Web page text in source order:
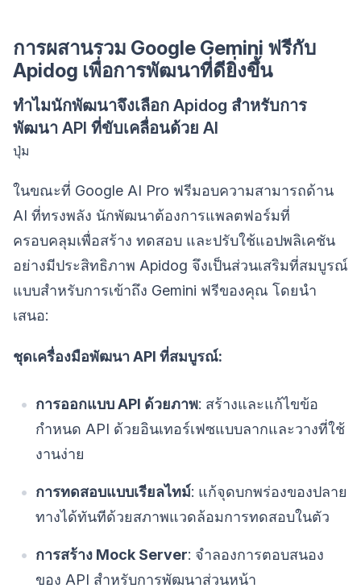
การผสานรวม Google Gemini ฟรีกับ
Apidog เพื่อการพัฒนาที่ดียิ่งขึ้น
ทำไมนักพัฒนาจึงเลือก Apidog สำหรับการ
พัฒนา API ที่ขับเคลื่อนด้วย AI
ปุ่ม
ในขณะที่ Google AI Pro ฟรีมอบความสามารถด้าน
AI ที่ทรงพลัง นักพัฒนาต้องการแพลตฟอร์มที่
ครอบคลุมเพื่อสร้าง ทดสอบ และปรับใช้แอปพลิเคชัน
อย่างมีประสิทธิภาพ Apidog จึงเป็นส่วนเสริมที่สมบูรณ์
แบบสำหรับการเข้าถึง Gemini ฟรีของคุณ โดยนำ
เสนอ:
ชุดเครื่องมือพัฒนา API ที่สมบูรณ์:
การออกแบบ API ด้วยภาพ: สร้างและแก้ไขข้อ
กำหนด API ด้วยอินเทอร์เฟซแบบลากและวางที่ใช้
งานง่าย
การทดสอบแบบเรียลไทม์: แก้จุดบกพร่องของปลาย
ทางได้ทันทีด้วยสภาพแวดล้อมการทดสอบในตัว
การสร้าง Mock Server: จำลองการตอบสนอง
ของ API สำหรับการพัฒนาส่วนหน้า